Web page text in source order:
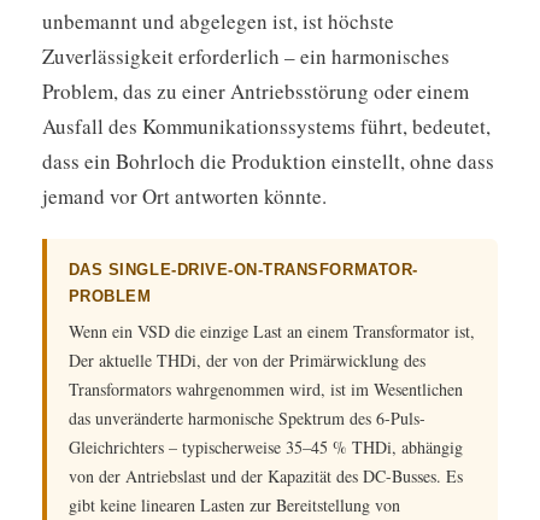
unbemannt und abgelegen ist, ist höchste
Zuverlässigkeit erforderlich – ein harmonisches
Problem, das zu einer Antriebsstörung oder einem
Ausfall des Kommunikationssystems führt, bedeutet,
dass ein Bohrloch die Produktion einstellt, ohne dass
jemand vor Ort antworten könnte.
DAS SINGLE-DRIVE-ON-TRANSFORMATOR-
PROBLEM
Wenn ein VSD die einzige Last an einem Transformator ist,
Der aktuelle THDi, der von der Primärwicklung des
Transformators wahrgenommen wird, ist im Wesentlichen
das unveränderte harmonische Spektrum des 6-Puls-
Gleichrichters – typischerweise 35–45 % THDi, abhängig
von der Antriebslast und der Kapazität des DC-Busses. Es
gibt keine linearen Lasten zur Bereitstellung von